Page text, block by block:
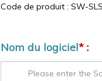
Code de produit : SW-
Nom du logiciel* :